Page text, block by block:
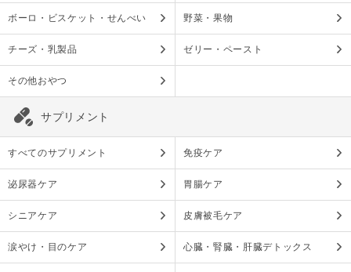
ボーロ・ビスケット・せんべい 野菜・果物
チーズ・乳製品 ゼリー・ペースト
その他おやつ
サプリメント
すべてのサプリメント 免疫ケア
泌尿器ケア 胃腸ケア
シニアケア 皮膚被毛ケア
涙やけ・目のケア 心臓・腎臓・肝臓デトックス